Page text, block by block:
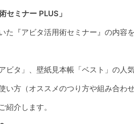
ミナー PLUS」
『アビタ活用術セミナー』の内容
タ」、壁紙見本帳「ベスト」の人
い方（オススメのつり方や組み合わ
紹介します。